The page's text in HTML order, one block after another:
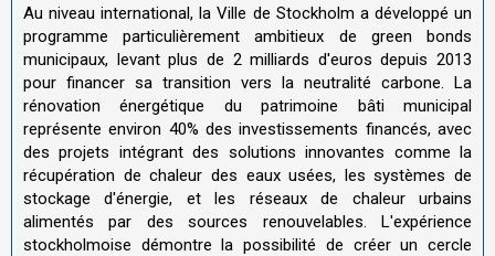
Au niveau international, la Ville de Stockholm a développé un
programme particulièrement ambitieux de green bonds
municipaux, levant plus de 2 milliards d'euros depuis 2013
pour financer sa transition vers la neutralité carbone. La
rénovation énergétique du patrimoine bâti municipal
représente environ 40% des investissements financés, avec
des projets intégrant des solutions innovantes comme la
récupération de chaleur des eaux usées, les systèmes de
stockage d'énergie, et les réseaux de chaleur urbains
alimentés par des sources renouvelables. L'expérience
stockholmoise démontre la possibilité de créer un cercle